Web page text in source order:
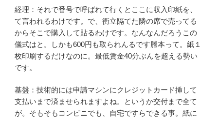
経理：それで番号で呼ばれて行くとここに収入印紙を、
て言われるわけです。で、衝立隔てた隣の席で売ってる
からそこで購入して貼るわけです。なんなんだろうこの
儀式はと。しかも600円も取られんるです謄本って。紙１
枚印刷するだけなのに。最低賃金40分ぶんを超える勢い
です。
基盤：技術的には申請マシンにクレジットカード挿して
支払いまで済ませられますよね。というか交付まで全て
が。そもそもコンビニでも、自宅ですらできる事。紙に